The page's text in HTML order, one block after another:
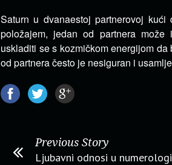
Saturn u dvanaestoj partnerovoj kući
položajem, jedan od partnera može
uskladiti se s kozmičkom energijom
od partnera često je nesiguran i
Previous Story
Ljubavni odnosi u